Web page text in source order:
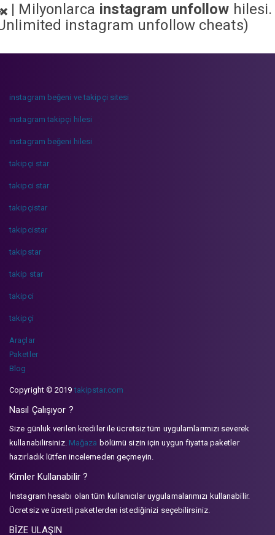
| Milyonlarca instagram unfollow hilesi.
instagram unfollow cheats)
instagram beğeni ve takipçi sitesi
instagram takipçi hilesi
instagram beğeni hilesi
takipçi star
takipci star
takipçistar
takipcistar
takipstar
takip star
takipci
takipçi
Araçlar
Paketler
Blog
Copyright © 2019takipstar.com
Nasıl Çalışıyor ?
Size günlük verilen krediler ile ücretsiz tüm uygulamlarımızı severek
kullanabilirsiniz. Mağaza bölümü sizin için uygun fiyatta paketler
hazırladık lütfen incelemeden geçmeyin.
Kimler Kullanabilir ?
İnstagram hesabı olan tüm kullanıcılar uygulamalarımızı kullanabilir.
Ücretsiz ve ücretli paketlerden istediğinizi seçebilirsiniz.
BİZE ULAŞIN